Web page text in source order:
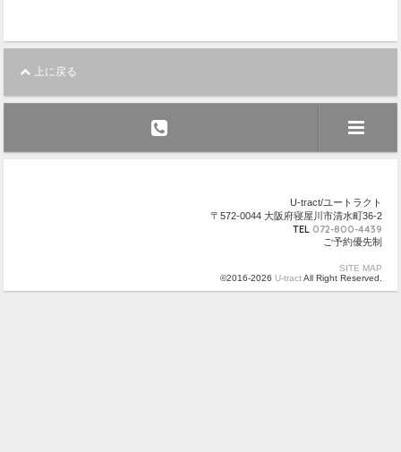
上に戻る
U-tract/ユートラクト
〒572-0044 大阪府寝屋川市清水町36-2
TEL 072-800-4439
ご予約優先制
SITE MAP
©2016-2026 U-tractAll Right Reserved.